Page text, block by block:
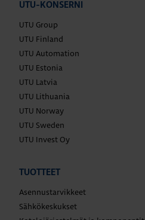
UTU-KONSERNI
UTU Group
UTU Finland
UTU Automation
UTU Estonia
UTU Latvia
UTU Lithuania
UTU Norway
UTU Sweden
UTU Invest Oy
TUOTTEET
Asennustarvikkeet
Sähkökeskukset